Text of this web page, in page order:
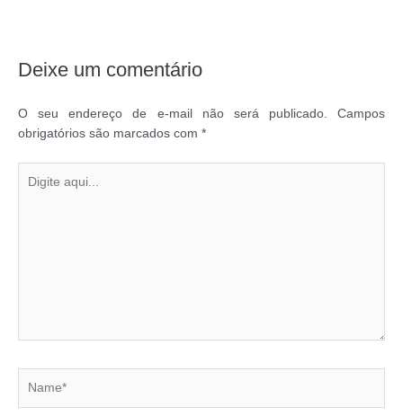
Deixe um comentário
O seu endereço de e-mail não será publicado.
Campos
obrigatórios são marcados com *
aqui...